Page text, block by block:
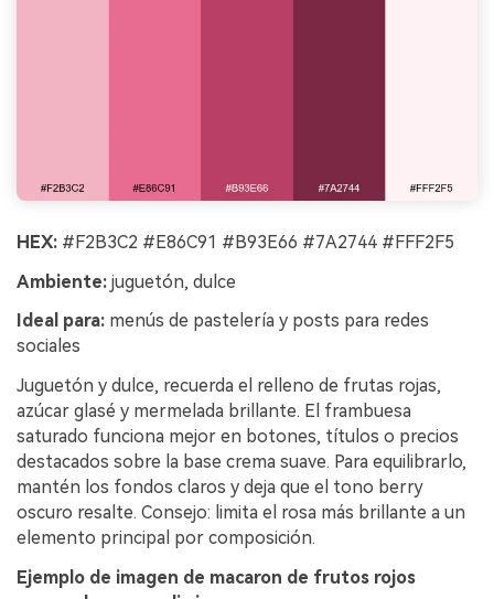
HEX: #F2B3C2 #E86C91 #B93E66 #7A2744 #FFF2F5
Ambiente: juguetón, dulce
Ideal para: menús de pastelería y posts para redes
sociales
Juguetón y dulce, recuerda el relleno de frutas rojas,
azúcar glasé y mermelada brillante. El frambuesa
saturado funciona mejor en botones, títulos o precios
destacados sobre la base crema suave. Para equilibrarlo,
mantén los fondos claros y deja que el tono berry
oscuro resalte. Consejo: limita el rosa más brillante a un
elemento principal por composición.
Ejemplo de imagen de macaron de frutos rojos